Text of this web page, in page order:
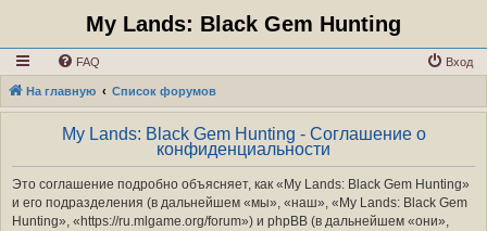
My Lands: Black Gem Hunting
FAQ Вход
На главную Список форумов
My Lands: Black Gem Hunting - Соглашение о
конфиденциальности
Это соглашение подробно объясняет, как «My Lands: Black Gem Hunting»
и его подразделения (в дальнейшем «мы», «наш», «My Lands: Black Gem
Hunting», «https://ru.mlgame.org/forum») и phpBB (в дальнейшем «они»,